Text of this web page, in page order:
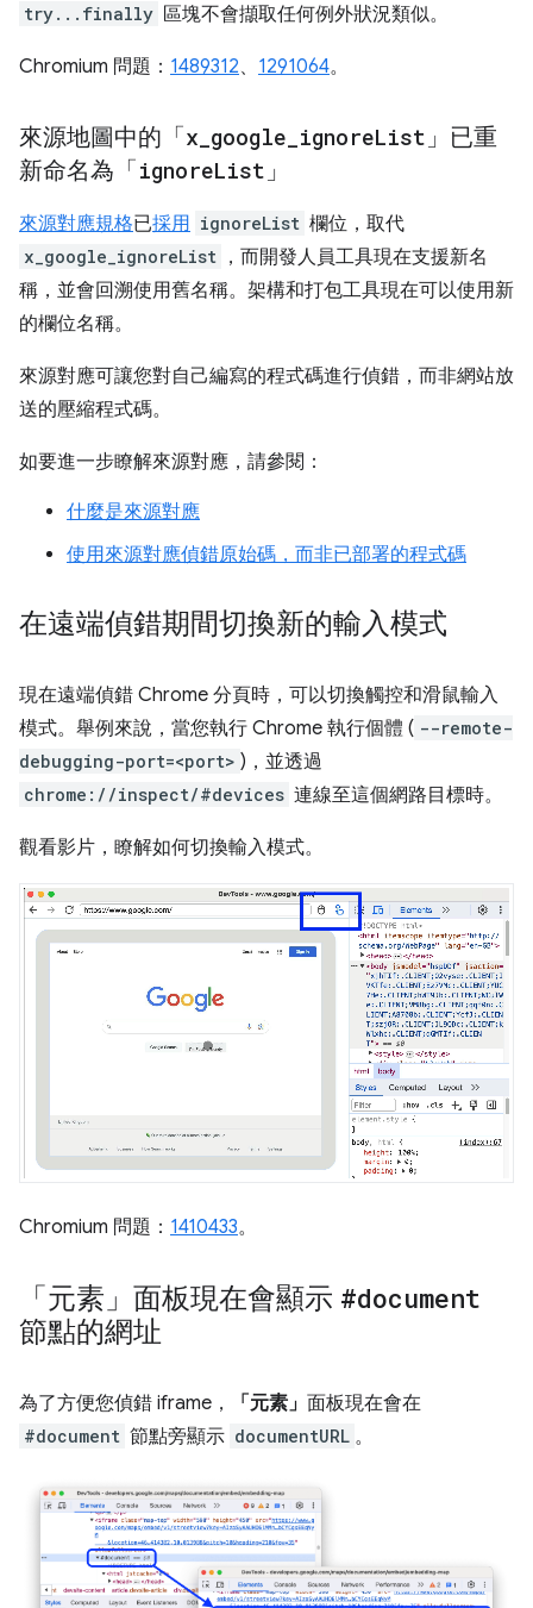
try...finally 區塊不會擷取任何例外狀況類似。
Chromium 問題： 1489312、 1291064。
來源地圖中的「x google ignoreList 」已重
新命名為「ignoreList 」
來源對應規格已採用 ignoreList 欄位，取代
x_google_ignoreList ，而開發人員工具現在支援新名
稱，並會回溯使用舊名稱。架構和打包工具現在可以使用新
的欄位名稱。
來源對應可讓您對自己編寫的程式碼進行偵錯，而非網站放
送的壓縮程式碼。
如要進一步瞭解來源對應，請參閱：
什麼是來源對應
使用來源對應偵錯原始碼，而非已部署的程式碼
在遠端偵錯期間切換新的輸入模式
現在遠端偵錯 Chrome 分頁時，可以切換觸控和滑鼠輸入
模式。舉例來說，當您執行 Chrome 執行個體 ( --remote-
debugging-port=<port> )，並透過
chrome://inspect/#devices 連線至這個網路目標時。
觀看影片，瞭解如何切換輸入模式。
Chromium 問題： 1410433。
「元素」面板現在會顯示 #document
節點的網址
為了方便您偵錯 iframe， 「元素」 面板現在會在
#document 節點旁顯示 documentURL 。